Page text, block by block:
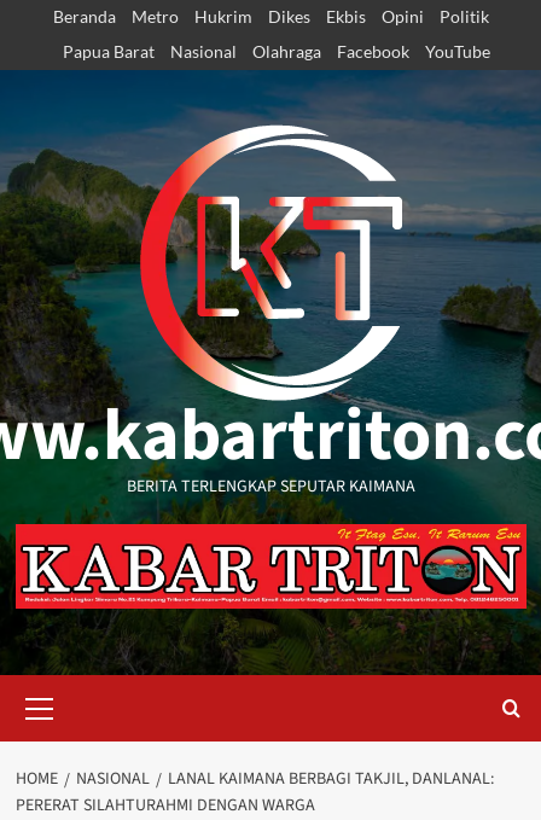
content
Beranda Metro Hukrim Dikes Ekbis Opini
Politik
Papua Barat
Nasional Olahraga Facebook YouTube
BERITA TERLENGKAP SEPUTAR KAIMANA
Menu
HOME NASIONAL
LANAL KAIMANA BERBAGI TAKJIL, DANLANAL:
PERERAT SILAHTURAHMI DENGAN WARGA